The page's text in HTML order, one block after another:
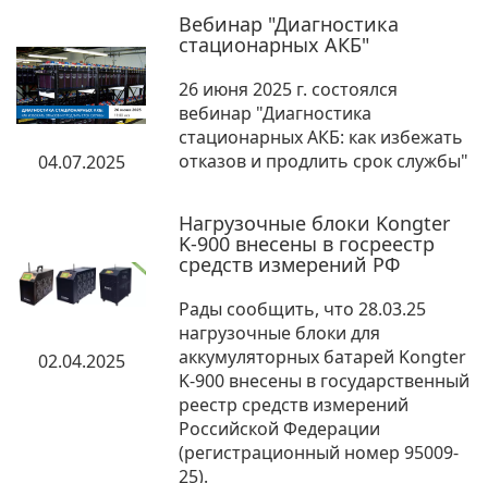
04.07.2025
Вебинар "Диагностика
стационарных АКБ"
26 июня 2025 г. состоялся
вебинар "Диагностика
стационарных АКБ: как избежать
отказов и продлить срок службы"
02.04.2025
Нагрузочные блоки Kongter
K-900 внесены в госреестр
средств измерений РФ
Рады сообщить, что 28.03.25
нагрузочные блоки для
аккумуляторных батарей Kongter
K-900 внесены в государственный
реестр средств измерений
Российской Федерации
(регистрационный номер 95009-
25).